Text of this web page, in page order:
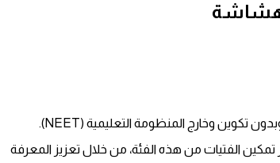
تمكين الفتيات من هذه الفئة، من خلال تعزيز المعرفة